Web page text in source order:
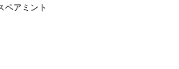
ペアミント